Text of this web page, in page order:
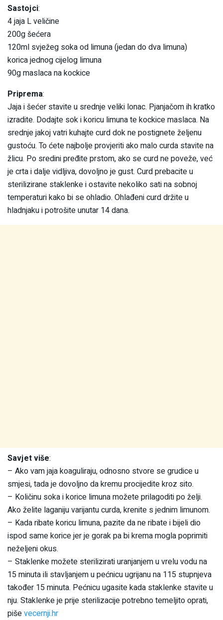
Sastojci:
4 jaja L veličine
200g šećera
120ml svježeg soka od limuna (jedan do dva limuna)
korica jednog cijelog limuna
90g maslaca na kockice
Priprema:
Jaja i šećer stavite u srednje veliki lonac. Pjanjačom ih kratko
izradite. Dodajte sok i koricu limuna te kockice maslaca. Na
srednje jakoj vatri kuhajte curd dok ne postignete željenu
gustoću. To ćete najbolje provjeriti ako malo curda stavite na
žlicu. Po sredini pređite prstom, ako se curd ne poveže, već
je crta i dalje vidljiva, dovoljno je gust. Curd prebacite u
sterilizirane staklenke i ostavite nekoliko sati na sobnoj
temperaturi kako bi se ohladio. Ohlađeni curd držite u
hladnjaku i potrošite unutar 14 dana.
Savjet više:
– Ako vam jaja koaguliraju, odnosno stvore se grudice u
smjesi, tada je dovoljno da kremu procijedite kroz sito.
– Količinu soka i korice limuna možete prilagoditi po želji.
Ako želite laganiju varijantu curda, krenite s jednim limunom.
– Kada ribate koricu limuna, pazite da ne ribate i bijeli dio
ispod same korice jer je gorak pa bi krema mogla poprimiti
neželjeni okus.
– Staklenke možete sterilizirati uranjanjem u vrelu vodu na
15 minuta ili stavljanjem u pećnicu ugrijanu na 115 stupnjeva
također 15 minuta. Pećnicu ugasite kada staklenke stavite u
nju. Staklenke je prije sterilizacije potrebno temeljito oprati,
piševecernji.hr